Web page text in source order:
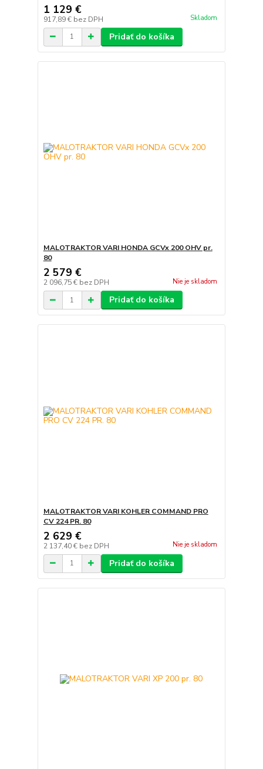
1 129 €
917,89 € bez DPH Skladom
Pridať do košíka
MALOTRAKTOR VARI HONDA GCVx 200 OHV pr.
80
2 579 €
2 096,75 € bez DPH Nie je skladom
Pridať do košíka
MALOTRAKTOR VARI KOHLER COMMAND PRO
CV 224 PR. 80
2 629 €
2 137,40 € bez DPH Nie je skladom
Pridať do košíka